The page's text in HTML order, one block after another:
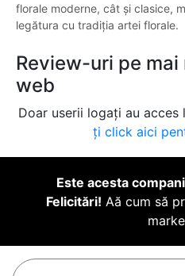
florale moderne, cât și clasice,
legătura cu tradiția artei florale.
Review-uri pe
web
Doar userii logați au acces
ți click aici
Este acesta
Felicitări! Aă cum să